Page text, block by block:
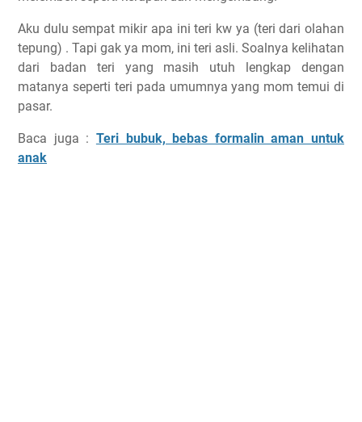
Aku dulu sempat mikir apa ini teri kw ya (teri dari olahan
tepung) . Tapi gak ya mom, ini teri asli. Soalnya kelihatan
dari badan teri yang masih utuh lengkap dengan
matanya seperti teri pada umumnya yang mom temui di
pasar.
Baca juga : Teri bubuk, bebas formalin aman untuk
anak